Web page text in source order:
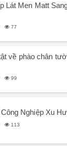
Lát Men Matt
77
về phào chân
99
Nghiệp Xu
113